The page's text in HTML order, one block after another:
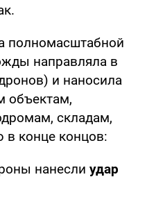
полномасштабной
направляла в
и наносила
объектам,
складам,
конце концов:
нанесли удар